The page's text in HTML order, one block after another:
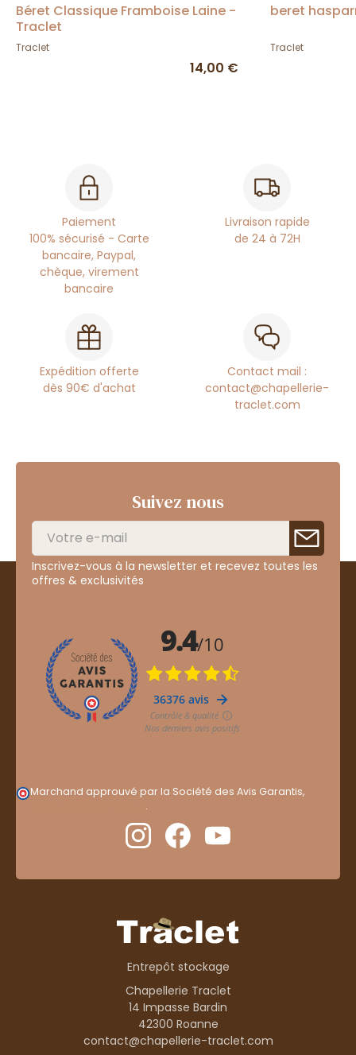
Béret Classique Framboise Laine -
Traclet
Traclet
14,00 €
beret
Traclet
Paiement
100% sécurisé - Carte
bancaire, Paypal,
chèque, virement
bancaire
Livraison rapide
de 24 à 72H
Expédition offerte
dès 90€ d'achat
Contact mail :
contact@chapellerie-
traclet.com
Suivez nous
Inscrivez-vous à la newsletter et recevez toutes les
offres & exclusivités
Marchand approuvé par la Société des Avis Garantis,
.
Entrepôt stockage
Chapellerie Traclet
14 Impasse Bardin
42300 Roanne
contact@chapellerie-traclet.com